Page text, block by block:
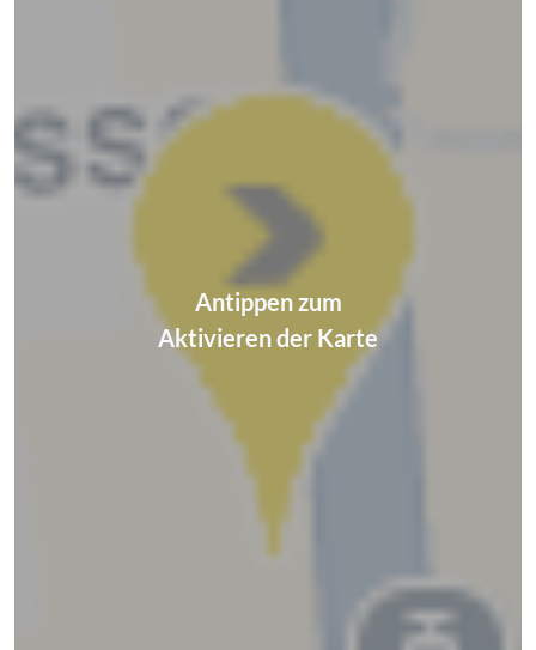
Antippen zum
Aktivieren der Karte